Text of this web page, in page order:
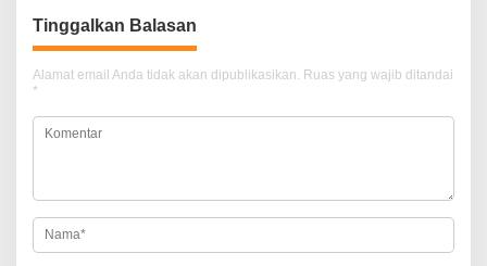
i
g
a
s
o
s
Tinggalkan Balasan
Alamat email Anda tidak akan dipublikasikan. Ruas yang wajib ditandai
*